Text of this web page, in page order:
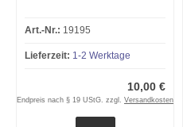
Art.-Nr.: 19195
Lieferzeit: 1-2 Werktage
10,00 €
Endpreis nach § 19 UStG. zzgl. Versandkosten